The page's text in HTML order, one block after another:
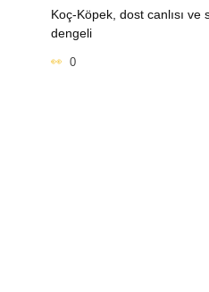
Koç-Köpek, dost canlısı
dengeli
0